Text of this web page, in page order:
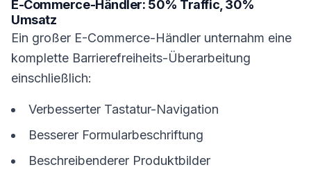
E-Commerce-Händler: 50% Traffic, 30%
Umsatz
Ein großer E-Commerce-Händler unternahm eine
komplette Barrierefreiheits-Überarbeitung
einschließlich:
Verbesserter Tastatur-Navigation
Besserer Formularbeschriftung
Beschreibenderer Produktbilder